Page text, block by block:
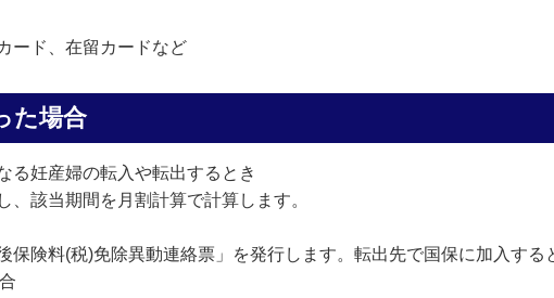
ード、在留カードなど
た場合
る妊産婦の転入や転出するとき
、該当期間を月割計算で計算します。
険料(税)免除異動連絡票」を発行します。転出先で国保に加入する